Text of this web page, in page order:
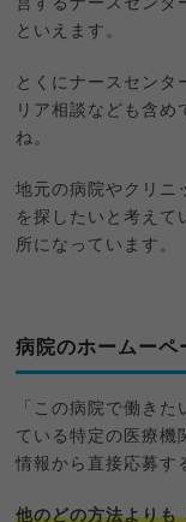
営するナースセンタ
といえます。
とくにナースセンタ
リア相談なども含め
ね。
地元の病院やクリニ
を探したいと考えて
所になっています。
病院のホームーペ
「この病院で働き
ている特定の医療機
情報から直接応募す
他のどの方法よりも